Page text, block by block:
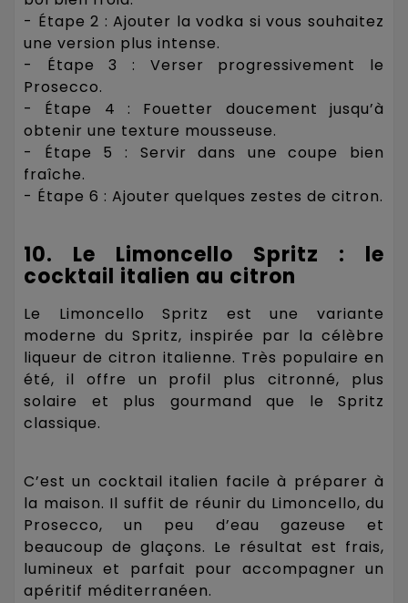
- Étape 2 : Ajouter la vodka si vous souhaitez
une version plus intense.
- Étape 3 : Verser progressivement le
Prosecco.
- Étape 4 : Fouetter doucement jusqu’à
obtenir une texture mousseuse.
- Étape 5 : Servir dans une coupe bien
fraîche.
- Étape 6 : Ajouter quelques zestes de citron.
10. Le Limoncello Spritz : le
cocktail italien au citron
Le Limoncello Spritz est une variante
moderne du Spritz, inspirée par la célèbre
liqueur de citron italienne. Très populaire en
été, il offre un profil plus citronné, plus
solaire et plus gourmand que le Spritz
classique.
C’est un cocktail italien facile à préparer à
la maison. Il suffit de réunir du Limoncello, du
Prosecco, un peu d’eau gazeuse et
beaucoup de glaçons. Le résultat est frais,
lumineux et parfait pour accompagner un
apéritif méditerranéen.